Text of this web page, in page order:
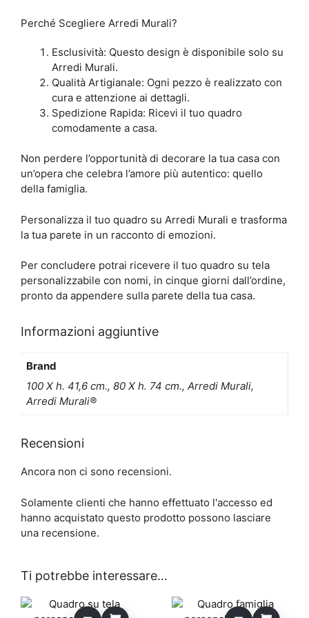
Perché Scegliere Arredi Murali?
Esclusività: Questo design è disponibile solo su
Arredi Murali.
Qualità Artigianale: Ogni pezzo è realizzato con
cura e attenzione ai dettagli.
Spedizione Rapida: Ricevi il tuo quadro
comodamente a casa.
Non perdere l’opportunità di decorare la tua casa con
un’opera che celebra l’amore più autentico: quello
della famiglia.
Personalizza il tuo quadro su Arredi Murali e trasforma
la tua parete in un racconto di emozioni.
Per concludere potrai ricevere il tuo quadro su tela
personalizzabile con nomi, in cinque giorni dall’ordine,
pronto da appendere sulla parete della tua casa.
Informazioni aggiuntive
Brand
100 X h. 41,6 cm., 80 X h. 74 cm., Arredi Murali,
Arredi Murali®
Recensioni
Ancora non ci sono recensioni.
Solamente clienti che hanno effettuato l'accesso ed
hanno acquistato questo prodotto possono lasciare
una recensione.
Ti potrebbe interessare…